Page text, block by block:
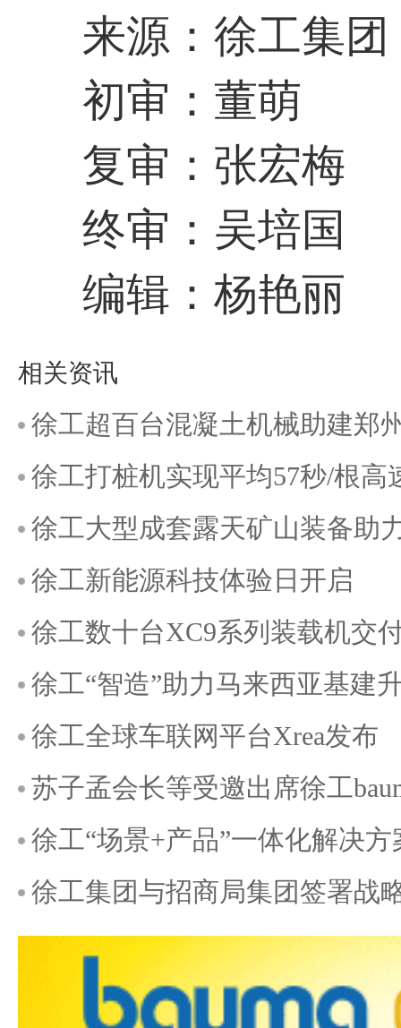
来源：徐工集团
初审：董萌
复审：张宏梅
终审：吴培国
编辑：杨艳丽
相关资讯
徐工超百台混凝土机械助建郑
徐工打桩机实现平均57秒/根高
徐工大型成套露天矿山装备助
徐工新能源科技体验日开启
徐工数十台XC9系列装载机交
徐工“智造”助力马来西亚基建
徐工全球车联网平台Xrea发布
苏子孟会长等受邀出席徐工
徐工“场景+产品”一体化解决方
徐工集团与招商局集团签署战